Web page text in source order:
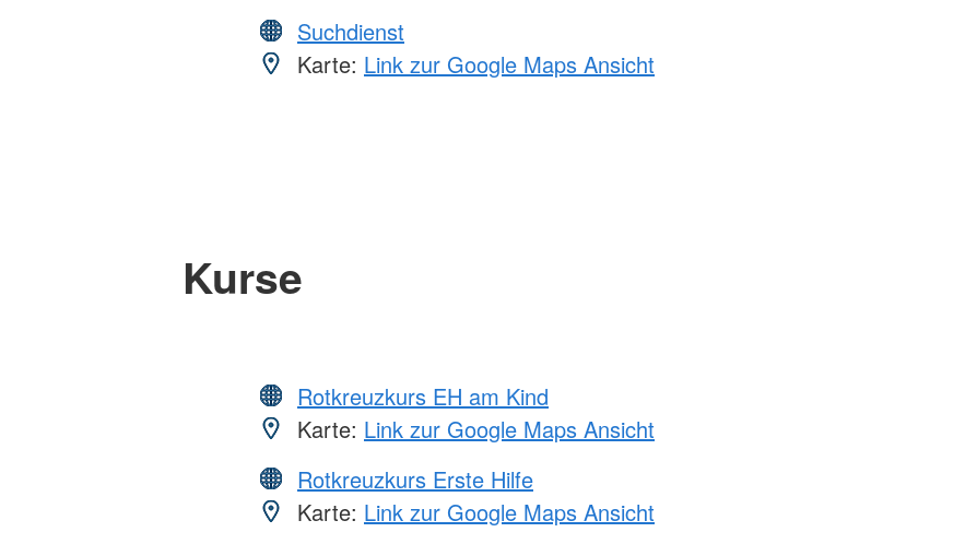
Suchdienst
Karte: Link zur Google Maps Ansicht
Kurse
Rotkreuzkurs EH am Kind
Karte: Link zur Google Maps Ansicht
Rotkreuzkurs Erste Hilfe
Karte: Link zur Google Maps Ansicht